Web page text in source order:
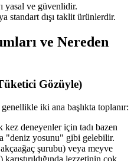
yasal ve güvenlidir.
standart dışı taklit ürünlerdir.
ve Nereden
Gözüyle)
iki ana başlıkta toplanır:
kez deneyenler için tadı bazen
"deniz yosunu" gibi gelebilir.
şurubu) veya meyve
lezzetinin çok